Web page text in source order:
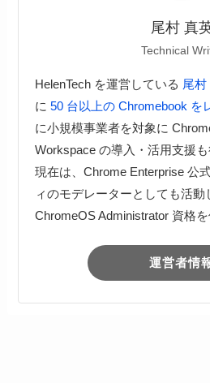
尾村 真
Technical
HelenTech を運営している 尾村
に 50 台以上の Chromebook を
に小規模事業者を対象に
Workspace の導入・活用支援も
現在は、Chrome Enterprise 公
ィのモデレーターとしても活動
ChromeOS Administrator 資格を
運営者情